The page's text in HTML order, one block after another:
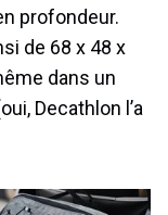
profondeur.
de 68 x 48 x
dans un
Decathlon l’a